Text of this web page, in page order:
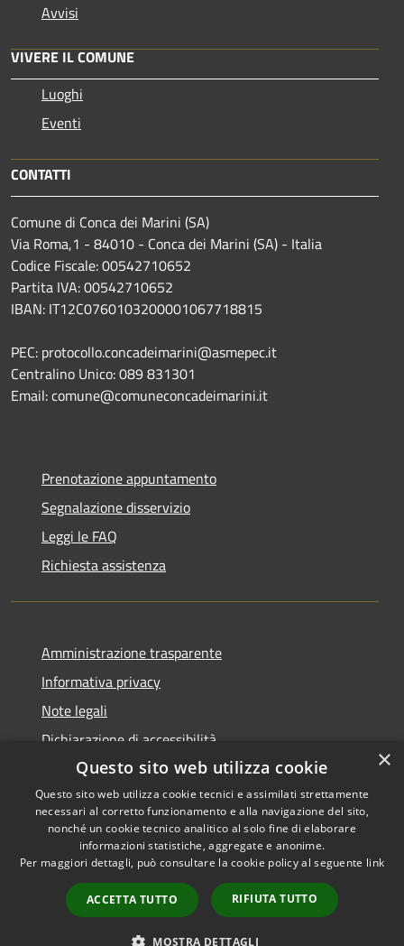
Avvisi
VIVERE IL COMUNE
Luoghi
Eventi
CONTATTI
Comune di Conca dei Marini (SA)
Via Roma,1 - 84010 - Conca dei Marini (SA) - Italia
Codice Fiscale: 00542710652
Partita IVA: 00542710652
IBAN: IT12C0760103200001067718815
PEC: protocollo.concadeimarini@asmepec.it
Centralino Unico: 089 831301
Email: comune@comuneconcadeimarini.it
Prenotazione appuntamento
Segnalazione disservizio
Leggi le FAQ
Richiesta assistenza
Amministrazione trasparente
Informativa privacy
Note legali
Dichiarazione di accessibilità
Accessibilità
Privacy
Mappa del sito
Obiettivi di accessibilità
Copyright © 2026 • Comune di
Conca dei Marini • Powered by
Municipium
Accesso
redazione
×
Questo sito web utilizza cookie
Questo sito web utilizza cookie tecnici e assimilati strettamente
necessari al corretto funzionamento e alla navigazione del sito,
nonché un cookie tecnico analitico al solo fine di elaborare
informazioni statistiche, aggregate e anonime.
Per maggiori dettagli, può consultare la cookie policy al seguente link
ACCETTA TUTTO RIFIUTA TUTTO
MOSTRA DETTAGLI